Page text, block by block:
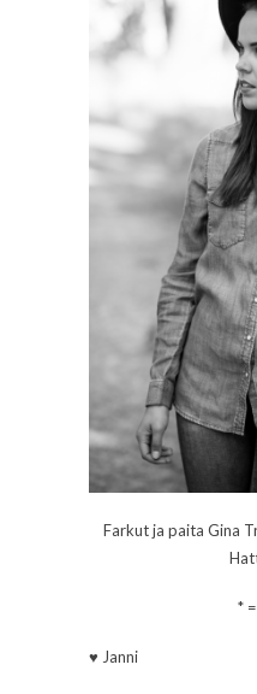
Farkut ja paita Gina
*
♥ Janni